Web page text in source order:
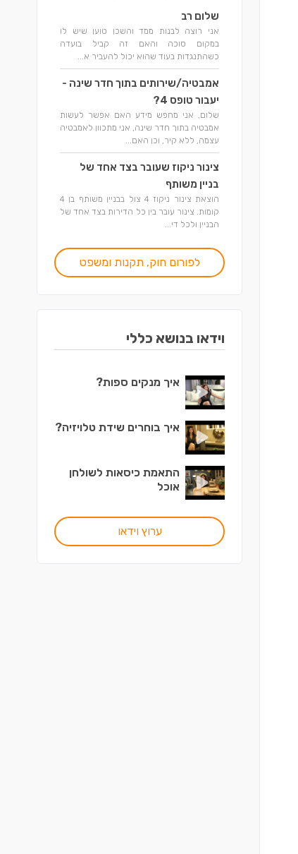
שלום רב
אני רוצה לבנות ממד והשכן טוען שיש לו
במקום סוכה והאם זה קביל בועדה
כשהתנגדות בעוד שהוא יכול להעביר א...
אמבטיה/שירותים בתוך חדר שינה -
יעבור טופס 4?
שלום, אני מחפש מידע האם אפשר לעשות
אמבטיה בתוך חדר שינה, אני מתכוון לאמבטיה
עצמה, ללא קיר, וכן האם...
צינור ניקוז שעובר בצד אחד של
בניין משותף
הוצאת צינור ניקוז 4 צול בבניין משותף בן 4
קומות. צינור עובר בין כל הדירות בצד אחד של
הבניין ולכל די...
לפורום חוק, תקנות ומשפט
וידאו בנושא כללי
איך מנקים ספות?
איך בוחרים שידת טלויזיה?
התאמת כיסאות לשולחן
אוכל
ערוץ וידאו